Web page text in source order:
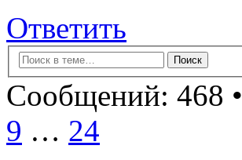
Ответить
Сообщений: 468 •
9 … 24